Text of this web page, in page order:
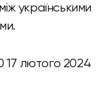
українськими
17 лютого 2024